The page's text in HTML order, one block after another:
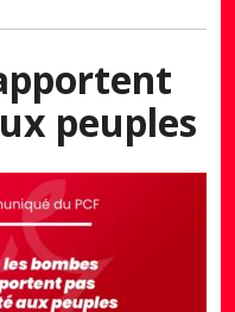
peuples